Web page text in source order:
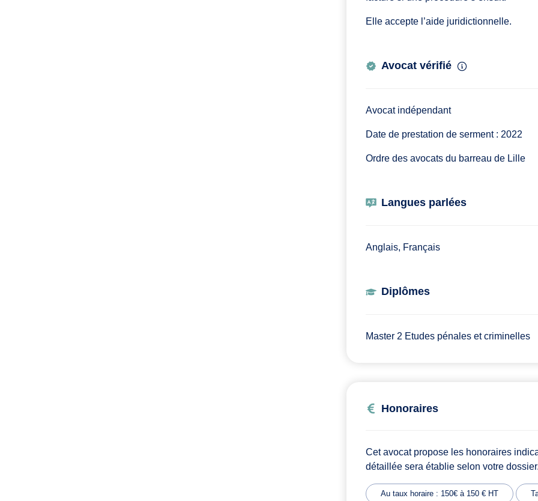
Elle accepte l’aide juridictionnelle.
Avocat vérifié
Avocat indépendant
Date de prestation de serment : 2022
Ordre des avocats du barreau de Lille
Langues parlées
Anglais, Français
Diplômes
Master 2 Etudes pénales et criminelles
Honoraires
Cet avocat propose les honoraires
détaillée sera établie selon votre
Au taux horaire : 150€ à 150 € HT